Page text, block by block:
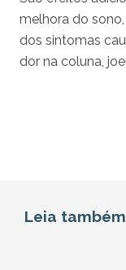
melhora do
dos sintomas
dor na coluna,
Leia